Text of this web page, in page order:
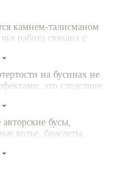
камнем-талисманом
работа связана с
энергетического
со стороны других
укреплению
на бусинах не
это следствие
камня. Цвет и размер
отличаться от
на фото.
авторские бусы,
колье, браслеты,
различные цвета и